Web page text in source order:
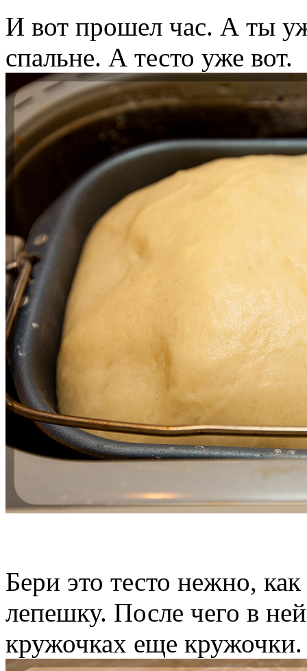
И вот прошел час. А ты
спальне. А тесто уже вот.
Бери это тесто нежно,
лепешку. После чего в
кружочках еще кружочки.